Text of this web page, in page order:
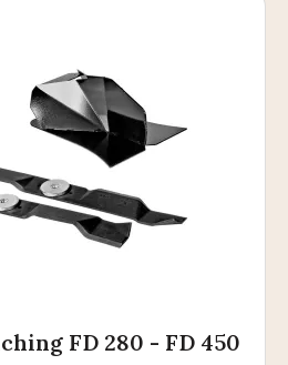
FD 280 - FD 450